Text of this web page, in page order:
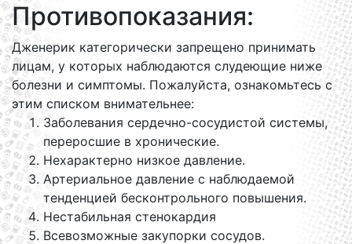
Противопоказания:
Дженерик категорически запрещено принимать
лицам, у которых наблюдаются слудеющие ниже
болезни и симптомы. Пожалуйста, ознакомьтесь с
этим списком внимательнее:
Заболевания сердечно-сосудистой системы,
переросшие в хронические.
Нехарактерно низкое давление.
Артериальное давление с наблюдаемой
тенденцией бесконтрольного повышения.
Нестабильная стенокардия
Всевозможные закупорки сосудов.